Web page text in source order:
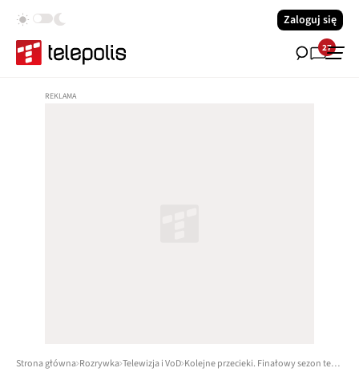
Zaloguj się
27
Strona główna Rozrywka Telewizja i VoD Kolejne przecieki. Finałowy sezon tego serialu to mocne uderzenie